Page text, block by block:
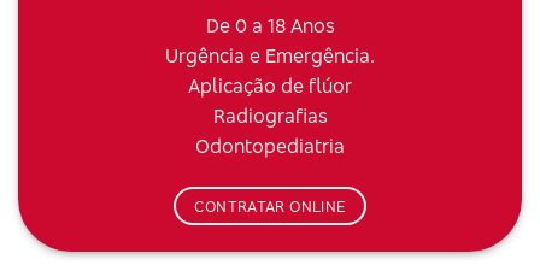
De 0 a 18 Anos
Urgência e Emergência.
Aplicação de flúor
Radiografias
Odontopediatria
CONTRATAR ONLINE